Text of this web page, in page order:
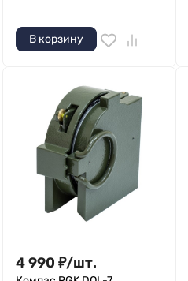
В корзину
4 990 ₽/шт.